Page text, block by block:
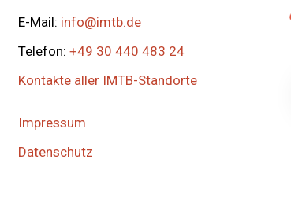
E-Mail: info@imtb.de
Telefon: +49 30 440 483 24
Kontakte aller IMTB-Standorte
Impressum
Datenschutz